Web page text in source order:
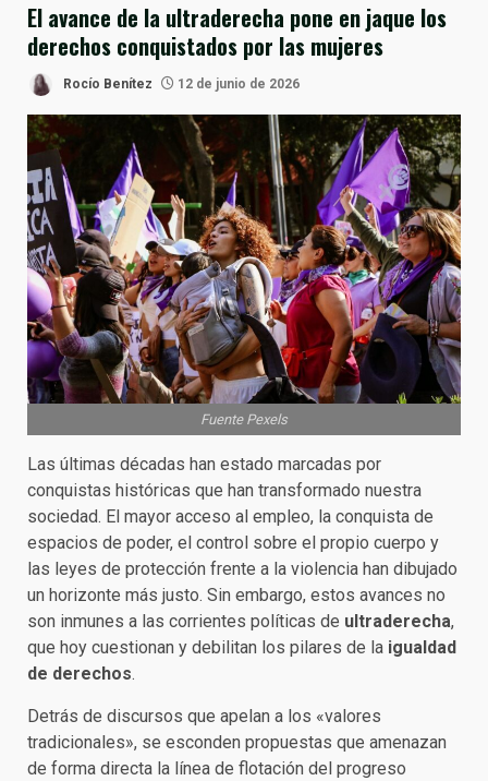
El avance de la ultraderecha pone en jaque los
derechos conquistados por las mujeres
Rocío Benítez 12 de junio de 2026
Fuente Pexels
Las últimas décadas han estado marcadas por
conquistas históricas que han transformado nuestra
sociedad. El mayor acceso al empleo, la conquista de
espacios de poder, el control sobre el propio cuerpo y
las leyes de protección frente a la violencia han dibujado
un horizonte más justo. Sin embargo, estos avances no
son inmunes a las corrientes políticas de ultraderecha,
que hoy cuestionan y debilitan los pilares de la igualdad
de derechos.
Detrás de discursos que apelan a los «valores
tradicionales», se esconden propuestas que amenazan
de forma directa la línea de flotación del progreso